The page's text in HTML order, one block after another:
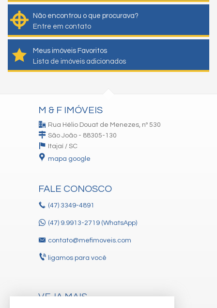
Não encontrou o que procurava?
Entre em contato
Meus imóveis Favoritos
Lista de imóveis adicionados
M & F IMÓVEIS
Rua Hélio Douat de Menezes, nº 530
São João - 88305-130
Itajaí / SC
mapa google
FALE CONOSCO
(47) 3349-4891
(47) 9.9913-2719 (WhatsApp)
contato@mefimoveis.com
ligamos para você
VEJA MAIS